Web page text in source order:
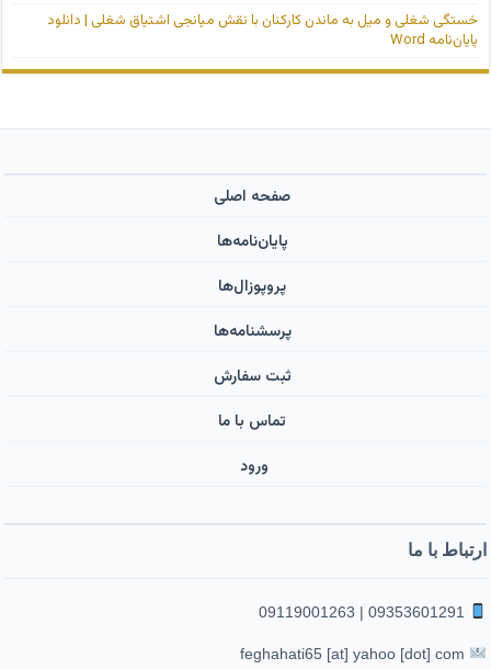
خستگی شغلی و میل به ماندن کارکنان با نقش میانجی اشتیاق شغلی | دانلود
پایان‌نامه Word
صفحه اصلی
پایان‌نامه‌ها
پروپوزال‌ها
پرسشنامه‌ها
ثبت سفارش
تماس با ما
ورود ‌
ارتباط با ما